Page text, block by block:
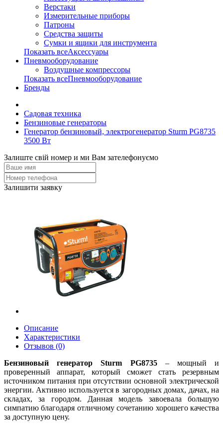
Верстаки
Измерительные приборы
Патроны
Средства защиты
Сумки и ящики для инструмента
Показать всеАксессуары
Пневмооборудование
Воздушные компрессоры
Показать всеПневмооборудование
Бренды
Садовая техника
Бензиновые генераторы
Генератор бензиновый, электрогенератор Sturm PG8735
3500 Вт
Залиште свій номер и ми Вам зателефонуємо
Залишити заявку
Описание
Характеристики
Отзывов (0)
Бензиновый генератор Sturm PG8735– мощный и
проверенный аппарат, который сможет стать резервным
источником питания при отсутствии основной электрической
энергии. Активно используется в загородных домах, дачах, на
складах, за городом. Данная модель завоевала большую
симпатию благодаря отличному сочетанию хорошего качества
за доступную цену.